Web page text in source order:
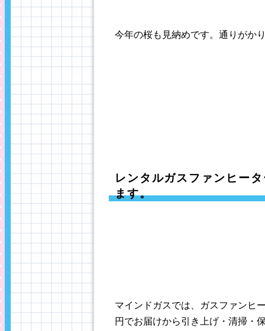
今年の桜も見納めです。通りがか
レンタルガスファンヒー
ます。
マインドガスでは、ガスファンヒ
円でお届けから引き上げ・清掃・